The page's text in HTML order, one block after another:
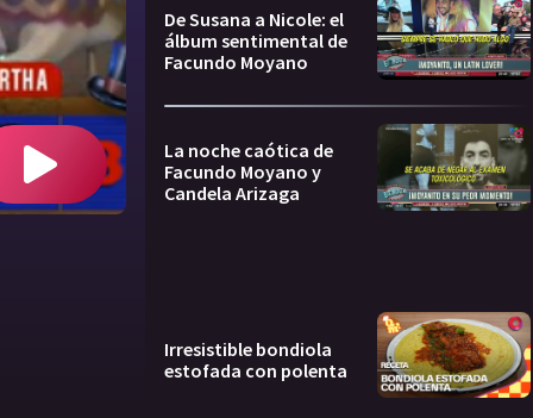
De Susana a Nicole: el
álbum sentimental de
Facundo Moyano
La noche caótica de
Facundo Moyano y
Candela Arizaga
Irresistible bondiola
estofada con polenta